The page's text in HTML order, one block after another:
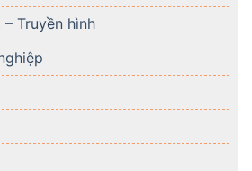
Truyền hình